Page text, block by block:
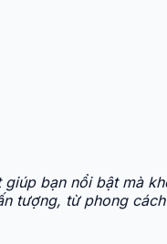
bạn nổi bật mà
tượng, từ phong